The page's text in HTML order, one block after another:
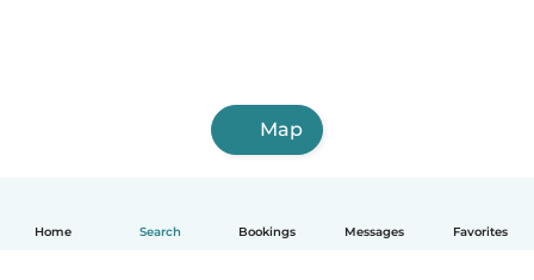
Home Search Bookings Messages Favorites
Map